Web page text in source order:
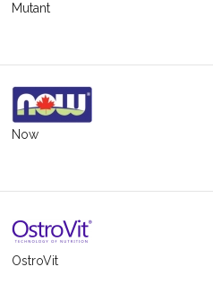
Mutant
Now
OstroVit